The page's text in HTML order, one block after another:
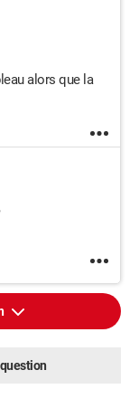
alors que la